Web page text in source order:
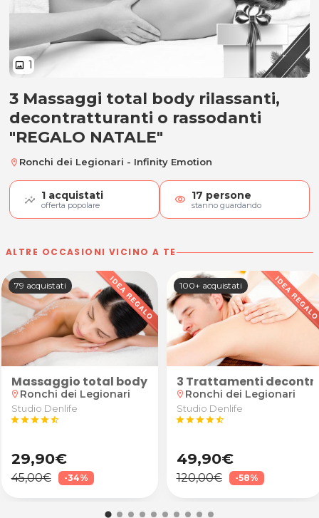
image 1
3 Massaggi total body rilassanti,
3 Massaggi total body rilassanti,
decontratturanti o rassodanti
"REGALO NATALE"
location_on Ronchi dei Legionari - Infinity Emotion
1 acquistati
offerta popolare visibility 17 persone
stanno guardando
ALTRE OCCASIONI VICINO A TE
a San Canzian d'Isonzo
da vista antiriflesso
79 acquistati
Massaggio total body e scrub
location_on Ronchi dei Legionari
Studio Denlife
starstarstarstarstar_half
29,90€
45,00€ -34%
100+ acquistati
3 Trattamenti
location_on Ronchi dei Legionari
Studio Denlife
starstarstarstarstar_half
49,90€
120,00€ -58%